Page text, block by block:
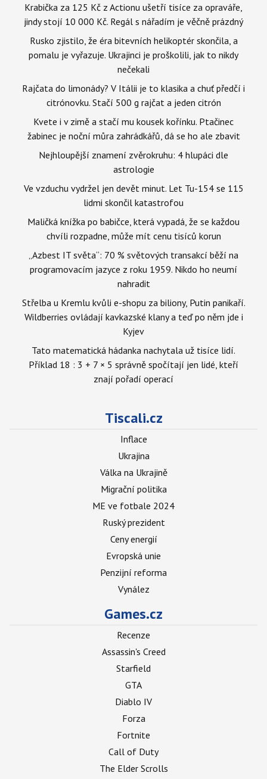
Krabička za 125 Kč z Actionu ušetří tisíce za opraváře,
jindy stojí 10 000 Kč. Regál s nářadím je věčně prázdný
Rusko zjistilo, že éra bitevních helikoptér skončila, a
pomalu je vyřazuje. Ukrajinci je proškolili, jak to nikdy
nečekali
Rajčata do limonády? V Itálii je to klasika a chuť předčí i
citrónovku. Stačí 500 g rajčat a jeden citrón
Kvete i v zimě a stačí mu kousek kořínku. Ptačinec
žabinec je noční můra zahrádkářů, dá se ho ale zbavit
Nejhloupější znamení zvěrokruhu: 4 hlupáci dle
astrologie
Ve vzduchu vydržel jen devět minut. Let Tu-154 se 115
lidmi skončil katastrofou
Maličká knížka po babičce, která vypadá, že se každou
chvíli rozpadne, může mít cenu tisíců korun
„Azbest IT světa“: 70 % světových transakcí běží na
programovacím jazyce z roku 1959. Nikdo ho neumí
nahradit
Střelba u Kremlu kvůli e-shopu za biliony, Putin panikaří.
Wildberries ovládají kavkazské klany a teď po něm jde i
Kyjev
Tato matematická hádanka nachytala už tisíce lidí.
Příklad 18 : 3 + 7 × 5 správně spočítají jen lidé, kteří
znají pořadí operací
Tiscali.cz
Inflace
Ukrajina
Válka na Ukrajině
Migrační politika
ME ve fotbale 2024
Ruský prezident
Ceny energií
Evropská unie
Penzijní reforma
Vynález
Games.cz
Recenze
Assassin's Creed
Starfield
GTA
Diablo IV
Forza
Fortnite
Call of Duty
The Elder Scrolls